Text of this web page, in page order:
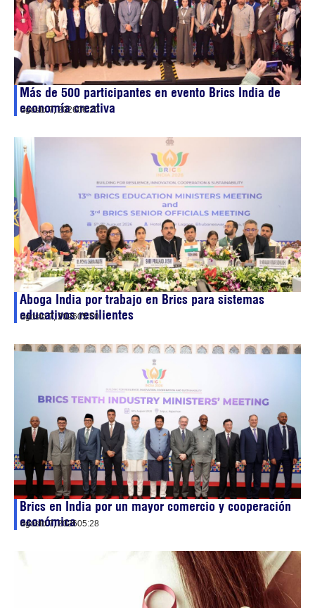
Más de 500 participantes en evento Brics India de
economía creativa
agosto 7, 202606:20
Aboga India por trabajo en Brics para sistemas
educativos resilientes
agosto 7, 202605:50
Brics en India por un mayor comercio y cooperación
económica
agosto 7, 202605:28